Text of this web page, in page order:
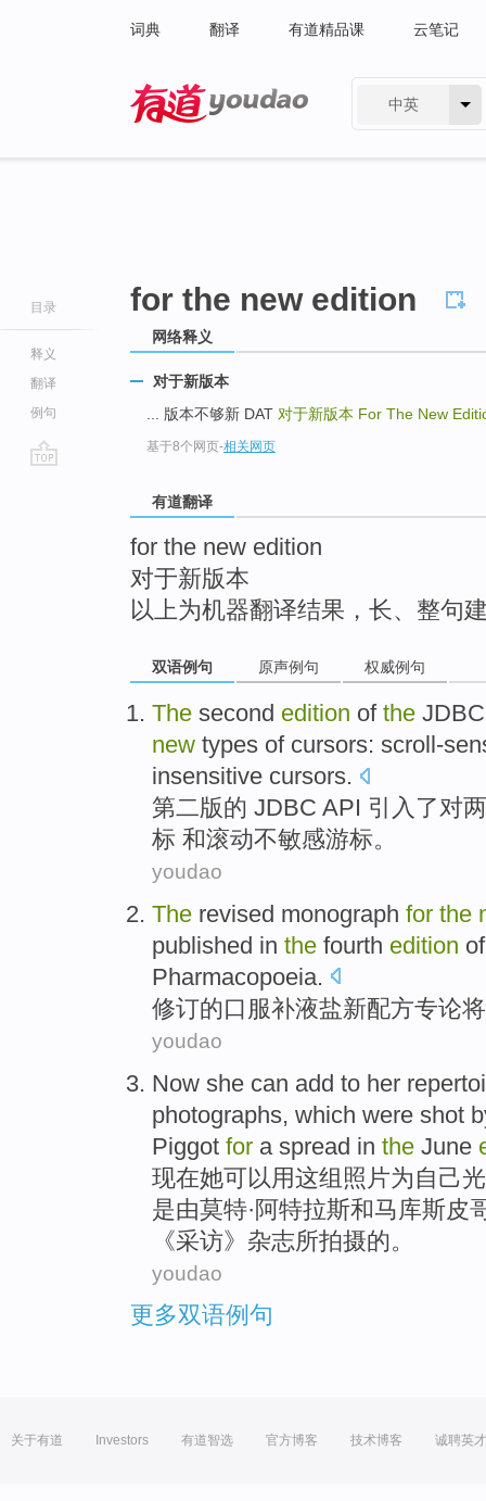
词典 翻译 有道精品课 云笔记
中英
目录
释义
翻译
例句
for the new edition
网络释义
对于新版本
... 版本不够新 DAT 对于新版本 For The New
基于8个网页-相关网页
有道翻译
for the new edition
对于新版本
以上为机器翻译结果，长、整句
双语例句 原声例句 权威例句
The second edition of the JDBC
new types of cursors: scroll-
insensitive cursors.
第二版的 JDBC API 引入了对两
标 和滚动不敏感游标。
youdao
The revised monograph for the
published in the fourth edition
Pharmacopoeia.
修订的口服补液盐新配方专论将
youdao
Now she can add to her
photographs, which were shot
Piggot for a spread in the June
现在她可以用这组 照片为 自己
是由莫特·阿特拉斯和马库斯皮
《采访》杂志所拍摄的。
youdao
更多双语例句
关于有道 Investors 有道智选 官方博客 技术博客 诚聘英才